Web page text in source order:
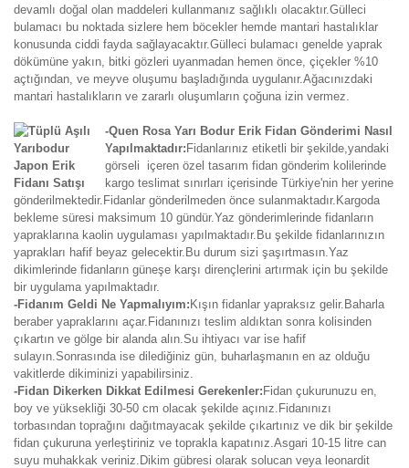
devamlı doğal olan maddeleri kullanmanız sağlıklı olacaktır.Gülleci
bulamacı bu noktada sizlere hem böcekler hemde mantari hastalıklar
konusunda ciddi fayda sağlayacaktır.Gülleci bulamacı genelde yaprak
dökümüne yakın, bitki gözleri uyanmadan hemen önce, çiçekler %10
açtığından, ve meyve oluşumu başladığında uygulanır.Ağacınızdaki
mantari hastalıkların ve zararlı oluşumların çoğuna izin vermez.
-Quen Rosa Yarı Bodur Erik Fidan Gönderimi Nasıl
Yapılmaktadır: Fidanlarınız etiketli bir şekilde,yandaki
görseli içeren özel tasarım fidan gönderim kolilerinde
kargo teslimat sınırları içerisinde Türkiye'nin her yerine
gönderilmektedir.Fidanlar gönderilmeden önce sulanmaktadır.Kargoda
bekleme süresi maksimum 10 gündür.Yaz gönderimlerinde fidanların
yapraklarına kaolin uygulaması yapılmaktadır.Bu şekilde fidanlarınızın
yaprakları hafif beyaz gelecektir.Bu durum sizi şaşırtmasın.Yaz
dikimlerinde fidanların güneşe karşı dirençlerini artırmak için bu şekilde
bir uygulama yapılmaktadır.
-Fidanım Geldi Ne Yapmalıyım: Kışın fidanlar yapraksız gelir.Baharla
beraber yapraklarını açar.Fidanınızı teslim aldıktan sonra kolisinden
çıkartın ve gölge bir alanda alın.Su ihtiyacı var ise hafif
sulayın.Sonrasında ise dilediğiniz gün, buharlaşmanın en az olduğu
vakitlerde dikiminizi yapabilirsiniz.
-Fidan Dikerken Dikkat Edilmesi Gerekenler: Fidan çukurunuzu en,
boy ve yüksekliği 30-50 cm olacak şekilde açınız.Fidanınızı
torbasından toprağını dağıtmayacak şekilde çıkartınız ve dik bir şekilde
fidan çukuruna yerleştiriniz ve toprakla kapatınız.Asgari 10-15 litre can
suyu muhakkak veriniz.Dikim gübresi olarak solucan veya leonardit